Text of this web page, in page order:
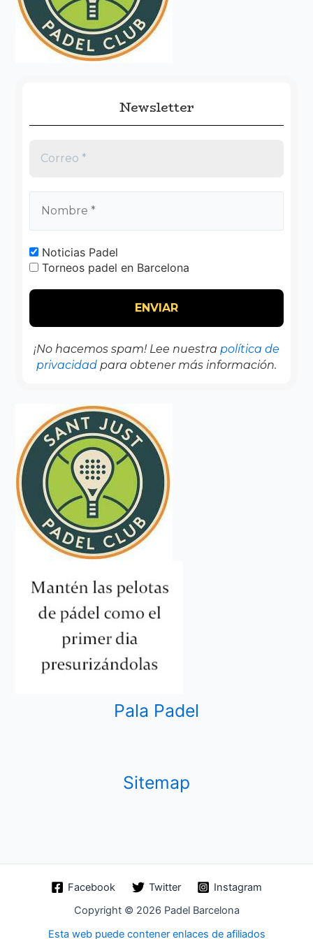
o
Newsletter
Noticias Padel
Torneos padel en Barcelona
¡No hacemos spam! Lee nuestra política de
privacidad para obtener más información.
Pala Padel
Sitemap
Facebook Twitter
Instagram
Copyright © 2026 Padel Barcelona
Esta web puede contener enlaces de afiliados